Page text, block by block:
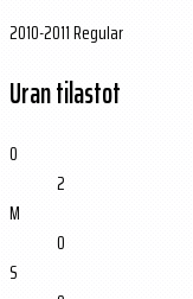
2010-2011 Regular
Uran tilastot
O
2
M
0
S